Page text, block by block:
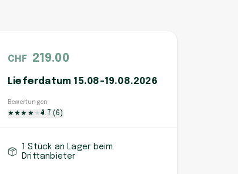
CHF 219.00
Lieferdatum 15.08-19.08.2026
Bewertungen
★★★ ★ ★★
4.7 (6 )
1 Stück an Lager beim
Drittanbieter